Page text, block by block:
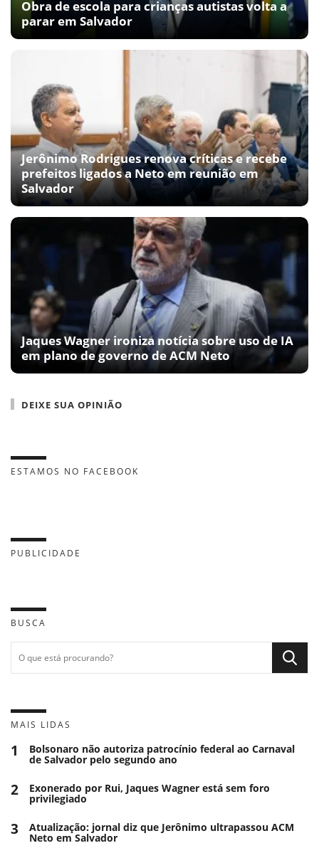
Obra de escola para crianças autistas volta a
parar em Salvador
Jerônimo Rodrigues renova críticas e recebe
prefeitos ligados a Neto em reunião em
Salvador
Jaques Wagner ironiza notícia sobre uso de IA
em plano de governo de ACM Neto
DEIXE SUA OPINIÃO
ESTAMOS NO FACEBOOK
PUBLICIDADE
BUSCA
MAIS LIDAS
1 Bolsonaro não autoriza patrocínio federal ao Carnaval
de Salvador pelo segundo ano
2 Exonerado por Rui, Jaques Wagner está sem foro
privilegiado
3 Atualização: jornal diz que Jerônimo ultrapassou ACM
Neto em Salvador